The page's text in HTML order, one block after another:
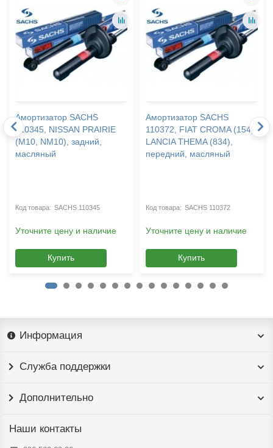
Амортизатор SACHS
110345, NISSAN PRAIRIE
(M10, NM10), задний,
масляный
SACHS 110345
Уточните цену и наличие
Купить
Амортизатор SACHS
110372, FIAT CROMA (154),
LANCIA THEMA (834),
передний, масляный
SACHS 110372
Уточните цену и наличие
Купить
Информация
Служба поддержки
Дополнительно
Наши контакты